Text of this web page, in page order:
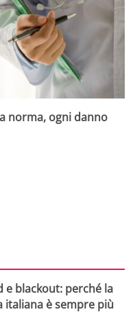
norma, ogni danno
e blackout: perché la
italiana è sempre più